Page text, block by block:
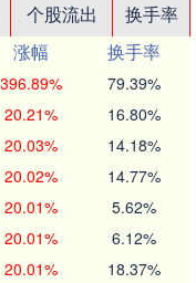
个股流出
换手率
涨幅
换手率
396.89% 79.39%
20.21% 16.80%
20.03% 14.18%
20.02% 14.77%
20.01% 5.62%
20.01% 6.12%
20.01% 18.37%